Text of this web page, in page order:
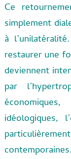
Ce
simplement
à
restaurer une
deviennent
par
idéologiques,
contemporaines.